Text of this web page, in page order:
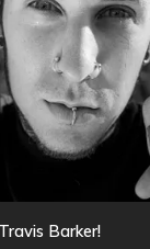
Barker!